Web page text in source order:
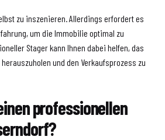
zu inszenieren. Allerdings erfordert es
um die Immobilie optimal zu
Stager kann Ihnen dabei helfen, das
und den Verkaufsprozess zu
professionellen